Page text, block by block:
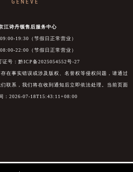
江诗丹顿售后服务中心
19:30（节假日正常营业）
22:00（节假日正常营业）
证号：黔ICP备2025054552号-27
在事实错误或涉及版权、名誉权等侵权问题，请通过
联系，我们将在收到通知后立即依法处理。当前页面
：2026-07-18T15:43:11+08:00